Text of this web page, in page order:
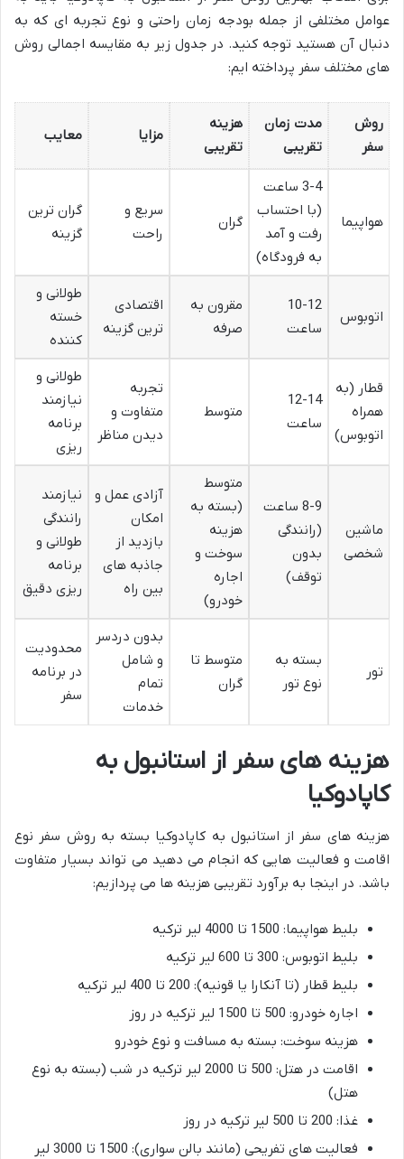
عوامل مختلفی از جمله بودجه زمان راحتی و نوع تجربه ای که به
دنبال آن هستید توجه کنید. در جدول زیر به مقایسه اجمالی روش
های مختلف سفر پرداخته ایم:
روش
سفر
مدت زمان
تقریبی
هزینه
تقریبی
مزایا معایب
هواپیما
3-4 ساعت
(با احتساب
رفت و آمد
به فرودگاه)
گران
سریع و
راحت
گران ترین
گزینه
اتوبوس
10-12
ساعت
مقرون به
صرفه
اقتصادی
ترین گزینه
طولانی و
خسته
کننده
قطار (به
همراه
اتوبوس)
12-14
ساعت
متوسط
تجربه
متفاوت و
دیدن مناظر
طولانی و
نیازمند
برنامه
ریزی
ماشین
شخصی
8-9 ساعت
(رانندگی
بدون
توقف)
متوسط
(بسته به
هزینه
سوخت و
اجاره
خودرو)
آزادی عمل و
امکان
بازدید از
جاذبه های
بین راه
نیازمند
رانندگی
طولانی و
برنامه
ریزی دقیق
تور
بسته به
نوع تور
متوسط تا
گران
بدون دردسر
و شامل
تمام
خدمات
محدودیت
در برنامه
سفر
هزینه های سفر از استانبول به
کاپادوکیا
هزینه های سفر از استانبول به کاپادوکیا بسته به روش سفر نوع
اقامت و فعالیت هایی که انجام می دهید می تواند بسیار متفاوت
باشد. در اینجا به برآورد تقریبی هزینه ها می پردازیم:
بلیط هواپیما: 1500 تا 4000 لیر ترکیه
بلیط اتوبوس: 300 تا 600 لیر ترکیه
بلیط قطار (تا آنکارا یا قونیه): 200 تا 400 لیر ترکیه
اجاره خودرو: 500 تا 1500 لیر ترکیه در روز
هزینه سوخت: بسته به مسافت و نوع خودرو
اقامت در هتل: 500 تا 2000 لیر ترکیه در شب (بسته به نوع
هتل)
غذا: 200 تا 500 لیر ترکیه در روز
فعالیت های تفریحی (مانند بالن سواری): 1500 تا 3000 لیر